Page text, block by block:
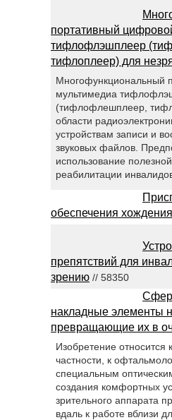
портативный
тифлофлэшплеер
тифлоплеер) для
Многофункциональный
мультимедиа
(тифлофлешплеер,
области
устройствам записи и
звуковых файлов.
использование
реабилитации
обеспечения
препятствий для
зрению // 58350
накладные элементы
превращающие их в
Изобретение относится
частности, к
специальным
создания комфортных
зрительного аппарата
вдаль к работе вблизи